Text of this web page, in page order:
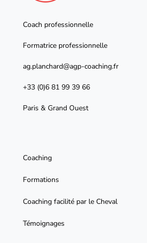
Coach professionnelle
Formatrice professionnelle
ag.planchard@agp-coaching.fr
+33 (0)6 81 99 39 66
Paris & Grand Ouest
Coaching
Formations
Coaching facilité par le Cheval
Témoignages